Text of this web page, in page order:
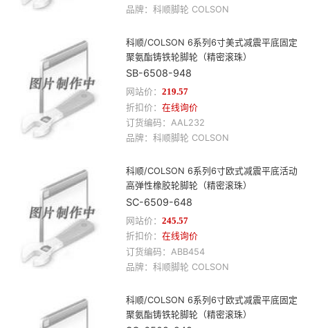
品牌： 科顺脚轮 COLSON
科顺/COLSON 6系列6寸美式减震平底固定
聚氨酯铸铁轮脚轮（精密滚珠）
SB-6508-948
网站价： 219.57
折扣价： 在线询价
订货编码： AAL232
品牌： 科顺脚轮 COLSON
科顺/COLSON 6系列6寸欧式减震平底活动
高弹性橡胶轮脚轮（精密滚珠）
SC-6509-648
网站价： 245.57
折扣价： 在线询价
订货编码： ABB454
品牌： 科顺脚轮 COLSON
科顺/COLSON 6系列6寸欧式减震平底固定
聚氨酯铸铁轮脚轮（精密滚珠）